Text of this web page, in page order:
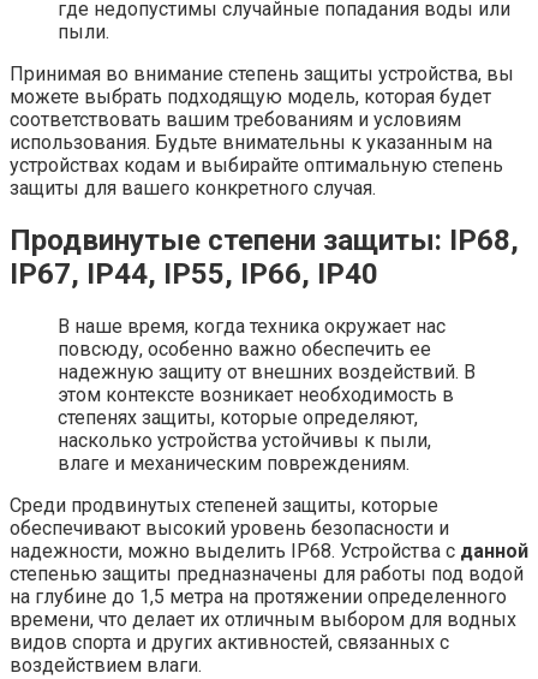
где недопустимы случайные попадания воды или
пыли.
Принимая во внимание степень защиты устройства, вы
можете выбрать подходящую модель, которая будет
соответствовать вашим требованиям и условиям
использования. Будьте внимательны к указанным на
устройствах кодам и выбирайте оптимальную степень
защиты для вашего конкретного случая.
Продвинутые степени защиты: IP68,
IP67, IP44, IP55, IP66, IP40
В наше время, когда техника окружает нас
повсюду, особенно важно обеспечить ее
надежную защиту от внешних воздействий. В
этом контексте возникает необходимость в
степенях защиты, которые определяют,
насколько устройства устойчивы к пыли,
влаге и механическим повреждениям.
Среди продвинутых степеней защиты, которые
обеспечивают высокий уровень безопасности и
надежности, можно выделить IP68. Устройства с данной
степенью защиты предназначены для работы под водой
на глубине до 1,5 метра на протяжении определенного
времени, что делает их отличным выбором для водных
видов спорта и других активностей, связанных с
воздействием влаги.